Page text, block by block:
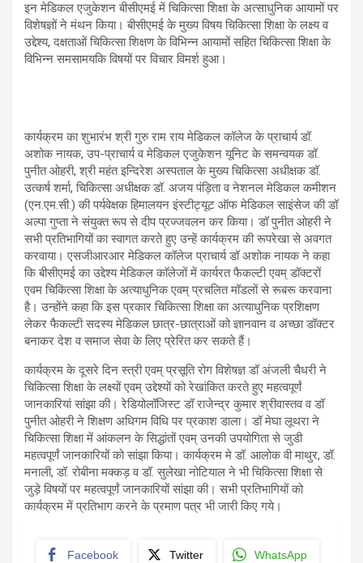
इन मेडिकल एजुकेशन बीसीएमई में चिकित्सा शिक्षा के अत्साधुनिक आयामों पर
विशेषज्ञों ने मंथन किया। बीसीएमई के मुख्य विषय चिकित्सा शिक्षा के लक्ष्य व
उद्देश्य, दक्षताओं चिकित्सा शिक्षण के विभिन्न आयामों सहित चिकित्सा शिक्षा के
विभिन्न समसामयकि विषयों पर विचार विमर्श हुआ।
कार्यक्रम का शुभारंभ श्री गुरु राम राय मेडिकल कॉलेज के प्राचार्य डॉ.
अशोक नायक, उप-प्राचार्य व मेडिकल एजुकेशन यूनिट के समन्वयक डॉ.
पुनीत ओहरी, श्री महंत इन्दिरेश अस्पताल के मुख्य चिकित्सा अधीक्षक डॉ.
उत्कर्ष शर्मा, चिकित्सा अधीक्षक डॉ. अजय पंड़िता व नेशनल मेडिकल कमीशन
(एन.एम.सी.) की पर्यवेक्षक हिमालयन इंस्टीट्यूट ऑफ मेडिकल साइंसेज की डॉ
अल्पा गुप्ता ने संयुक्त रूप से दीप प्रज्जवलन कर किया। डॉ पुनीत ओहरी ने
सभी प्रतिभागियों का स्वागत करते हुए उन्हें कार्यक्रम की रूपरेखा से अवगत
करवाया। एसजीआरआर मेडिकल कॉलेज प्राचार्य डॉ अशोक नायक ने कहा
कि बीसीएमई का उद्देश्य मेडिकल काॅलेजों में कार्यरत फैकल्टी एवम् डॉक्टरों
एवम चिकित्सा शिक्षा के अत्याधुनिक एवम् प्रचलित मॉडलों से रूबरू करवाना
है। उन्होंने कहा कि इस प्रकार चिकित्सा शिक्षा का अत्याधुनिक प्रशिक्षण
लेकर फैकल्टी सदस्य मेडिकल छात्र-छात्राओं को ज्ञानवान व अच्छा डॉक्टर
बनाकर देश व समाज सेवा के लिए प्रेरित कर सकते हैं।
कार्यक्रम के दूसरे दिन स्त्री एवम् प्रसूति रोग विशेषज्ञ डॉ अंजली चैधरी ने
चिकित्सा शिक्षा के लक्ष्यों एवम् उद्देश्यों को रेखांकित करते हुए महत्वपूर्णं
जानकारियां सांझा की। रेडियोलॉजिस्ट डॉ राजेन्द्र कुमार श्रीवास्तव व डॉ
पुनीत ओहरी ने शिक्षण अधिगम विधि पर प्रकाश डाला। डॉ मेघा लूथरा ने
चिकित्सा शिक्षा में आंकलन के सिद्धांतों एवम् उनकी उपयोगिता से जुडी
महत्वपूर्णं जानकारियों को सांझा किया। कार्यक्रम मे डॉ. आलोक वी माथुर, डॉ.
मनाली, डॉ. रोबीना मक्कड़ व डॉ. सुलेखा नोटियाल ने भी चिकित्सा शिक्षा से
जुड़े विषयों पर महत्वपूर्णं जानकारियों सांझा की। सभी प्रतिभागियों को
कार्यक्रम में प्रतिभाग करने के प्रमाण पत्र भी जारी किए गये।
Facebook Twitter WhatsApp